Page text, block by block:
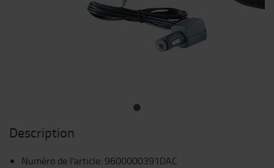
Description
Numéro de l'article: 9600000391DAC